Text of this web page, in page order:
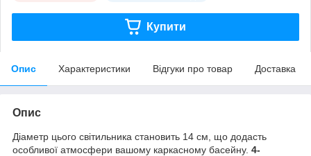
Купити
Опис Характеристики Відгуки про товар Доставка
Опис
Діаметр цього світильника становить 14 см, що додасть
особливої ​​атмосфери вашому каркасному басейну. 4-